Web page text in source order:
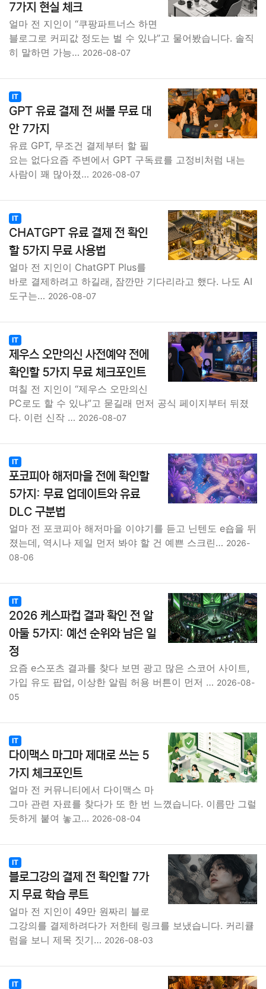
7가지 현실 체크
얼마 전 지인이 “쿠팡파트너스 하면
블로그로 커피값 정도는 벌 수 있냐”고 물어봤습니다. 솔직
히 말하면 가능… 2026-08-07
IT
GPT 유료 결제 전 써볼 무료 대
안 7가지
유료 GPT, 무조건 결제부터 할 필
요는 없다요즘 주변에서 GPT 구독료를 고정비처럼 내는
사람이 꽤 많아졌… 2026-08-07
IT
CHATGPT 유료 결제 전 확인
할 5가지 무료 사용법
얼마 전 지인이 ChatGPT Plus를
바로 결제하려고 하길래, 잠깐만 기다리라고 했다. 나도 AI
도구는… 2026-08-07
IT
제우스 오만의신 사전예약 전에
확인할 5가지 무료 체크포인트
며칠 전 지인이 “제우스 오만의신
PC로도 할 수 있냐”고 묻길래 먼저 공식 페이지부터 뒤졌
다. 이런 신작 … 2026-08-07
IT
포코피아 해저마을 전에 확인할
5가지: 무료 업데이트와 유료
DLC 구분법
얼마 전 포코피아 해저마을 이야기를 듣고 닌텐도 e숍을 뒤
졌는데, 역시나 제일 먼저 봐야 할 건 예쁜 스크린… 2026-
08-06
IT
2026 케스파컵 결과 확인 전 알
아둘 5가지: 예선 순위와 남은 일
정
요즘 e스포츠 결과를 찾다 보면 광고 많은 스코어 사이트,
가입 유도 팝업, 이상한 알림 허용 버튼이 먼저 … 2026-08-
05
IT
다이맥스 마그마 제대로 쓰는 5
가지 체크포인트
얼마 전 커뮤니티에서 다이맥스 마
그마 관련 자료를 찾다가 또 한 번 느꼈습니다. 이름만 그럴
듯하게 붙여 놓고… 2026-08-04
IT
블로그강의 결제 전 확인할 7가
지 무료 학습 루트
얼마 전 지인이 49만 원짜리 블로
그강의를 결제하려다가 저한테 링크를 보냈습니다. 커리큘
럼을 보니 제목 짓기… 2026-08-03
IT